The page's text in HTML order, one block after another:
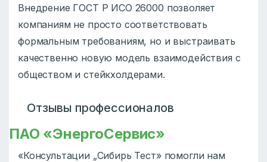
Внедрение ГОСТ Р ИСО 26000 позволяет
компаниям не просто соответствовать
формальным требованиям, но и выстраивать
качественно новую модель взаимодействия с
обществом и стейкхолдерами.
Отзывы профессионалов
ПАО «ЭнергоСервис»
«Консультации „Сибирь Тест» помогли нам